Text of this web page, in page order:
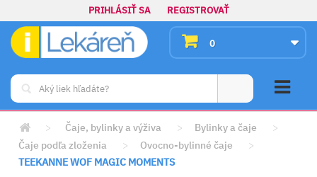
PRIHLÁSIŤ SA REGISTROVAŤ
0
> Čaje, bylinky a výživa > Bylinky a čaje
>
Čaje podľa zloženia
> Ovocno-bylinné čaje
>
TEEKANNE WOF MAGIC MOMENTS